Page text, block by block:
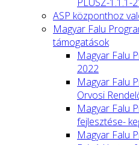
ASP központhoz
Magyar Falu
támogatások
Magyar Falu
2022
Magyar Falu
Orvosi
Magyar Falu
fejlesztése-
Magyar Falu